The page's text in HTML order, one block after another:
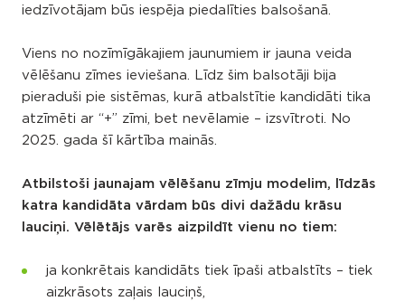
iedzīvotājam būs iespēja piedalīties balsošanā.
Viens no nozīmīgākajiem jaunumiem ir jauna veida
vēlēšanu zīmes ieviešana. Līdz šim balsotāji bija
pieraduši pie sistēmas, kurā atbalstītie kandidāti tika
atzīmēti ar “+” zīmi, bet nevēlamie – izsvītroti. No
2025. gada šī kārtība mainās.
Atbilstoši jaunajam vēlēšanu zīmju modelim, līdzās
katra kandidāta vārdam būs divi dažādu krāsu
lauciņi. Vēlētājs varēs aizpildīt vienu no tiem:
ja konkrētais kandidāts tiek īpaši atbalstīts – tiek
aizkrāsots zaļais lauciņš,